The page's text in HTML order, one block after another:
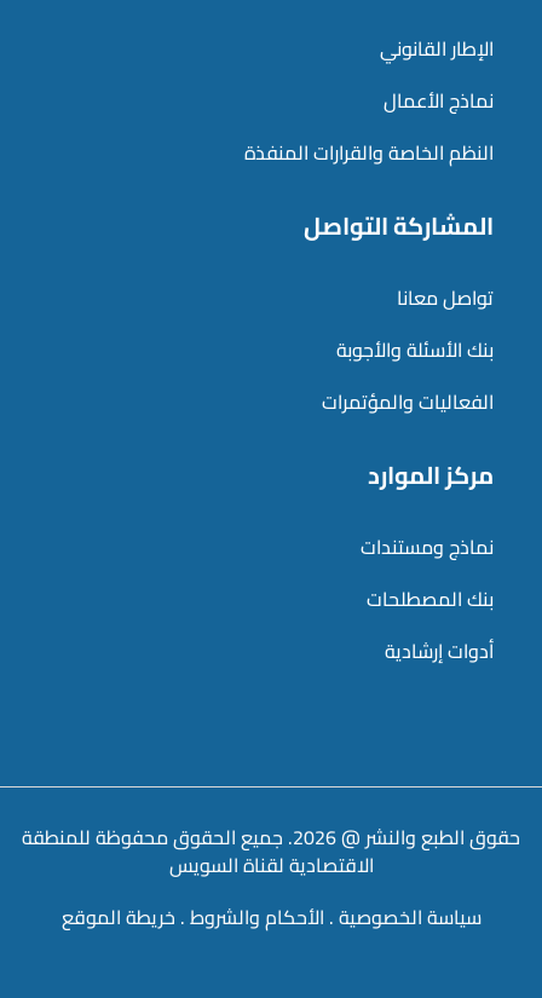
الإطار القانوني
نماذج الأعمال
النظم الخاصة والقرارات المنفذة
المشاركة التواصل
تواصل معانا
بنك الأسئلة والأجوبة
الفعاليات والمؤتمرات
مركز الموارد
نماذج ومستندات
بنك المصطلحات
أدوات إرشادية
حقوق الطبع والنشر @ 2026. جميع الحقوق محفوظة للمنطقة
الاقتصادية لقناة السويس
سياسة الخصوصية. الأحكام والشروط. خريطة الموقع